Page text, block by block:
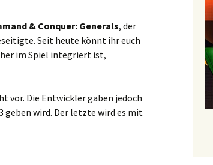
& Conquer: Generals, der
Seit heute könnt ihr euch
im Spiel integriert ist,
vor. Die Entwickler gaben jedoch
geben wird. Der letzte wird es mit